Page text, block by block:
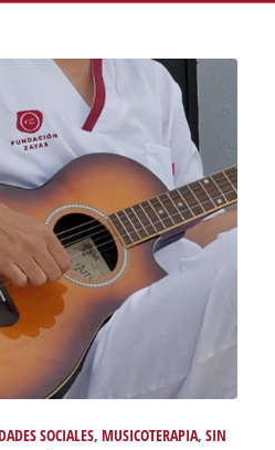
SOCIALES, MUSICOTERAPIA, SIN